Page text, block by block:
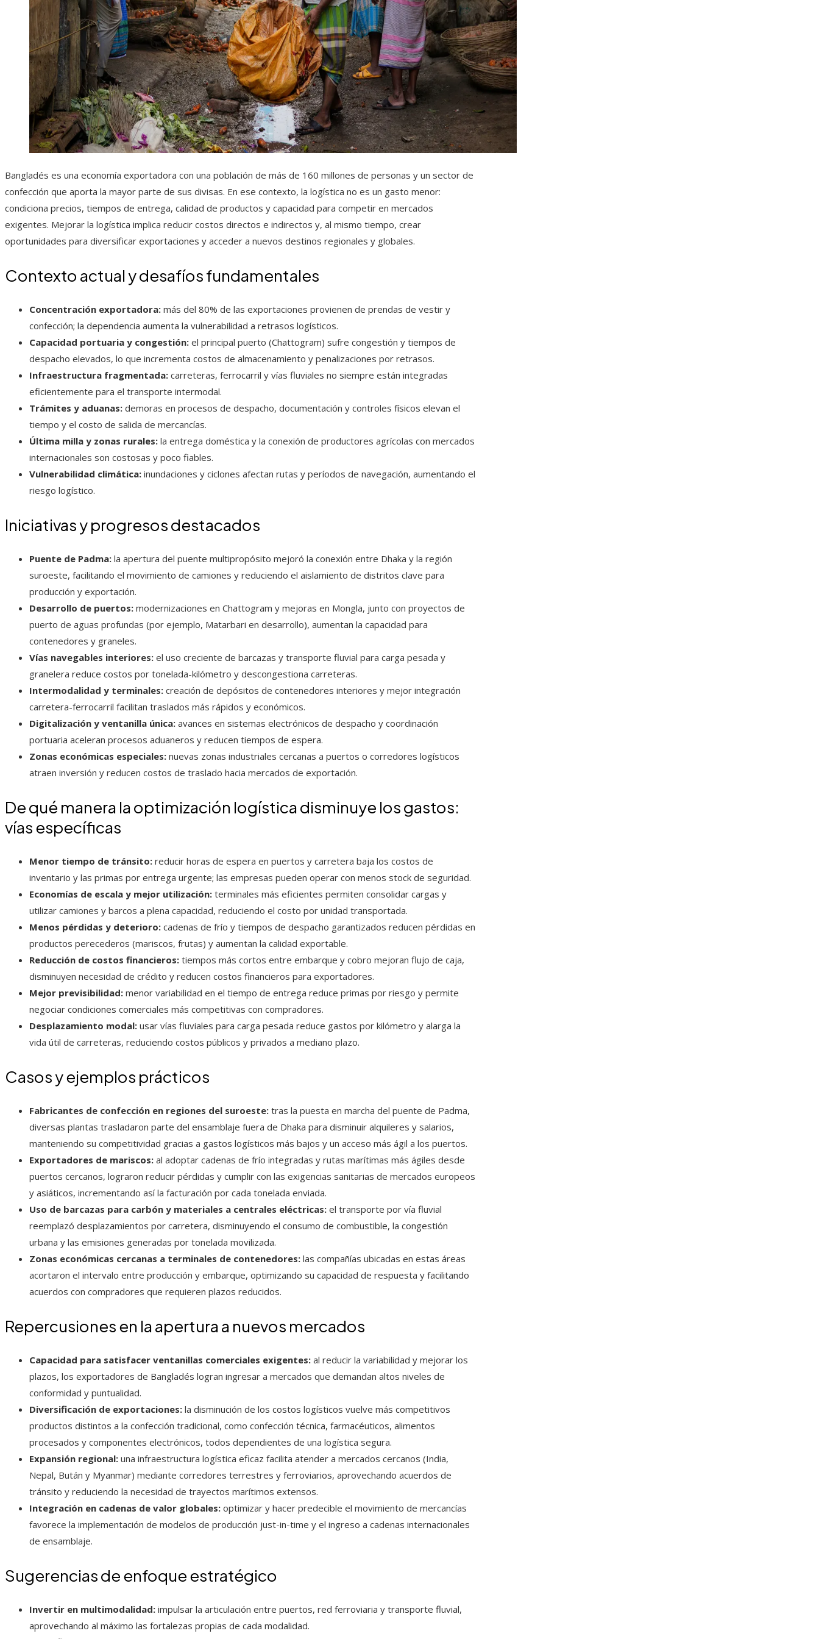
Bangladés es una economía exportadora con una población de más de 160 millones de personas y un sector de
confección que aporta la mayor parte de sus divisas. En ese contexto, la logística no es un gasto menor:
condiciona precios, tiempos de entrega, calidad de productos y capacidad para competir en mercados
exigentes. Mejorar la logística implica reducir costos directos e indirectos y, al mismo tiempo, crear
oportunidades para diversificar exportaciones y acceder a nuevos destinos regionales y globales.
Contexto actual y desafíos fundamentales
Concentración exportadora: más del 80% de las exportaciones provienen de prendas de vestir y
confección; la dependencia aumenta la vulnerabilidad a retrasos logísticos.
Capacidad portuaria y congestión: el principal puerto (Chattogram) sufre congestión y tiempos de
despacho elevados, lo que incrementa costos de almacenamiento y penalizaciones por retrasos.
Infraestructura fragmentada: carreteras, ferrocarril y vías fluviales no siempre están integradas
eficientemente para el transporte intermodal.
Trámites y aduanas: demoras en procesos de despacho, documentación y controles físicos elevan el
tiempo y el costo de salida de mercancías.
Última milla y zonas rurales: la entrega doméstica y la conexión de productores agrícolas con mercados
internacionales son costosas y poco fiables.
Vulnerabilidad climática: inundaciones y ciclones afectan rutas y períodos de navegación, aumentando el
riesgo logístico.
Iniciativas y progresos destacados
Puente de Padma: la apertura del puente multipropósito mejoró la conexión entre Dhaka y la región
suroeste, facilitando el movimiento de camiones y reduciendo el aislamiento de distritos clave para
producción y exportación.
Desarrollo de puertos: modernizaciones en Chattogram y mejoras en Mongla, junto con proyectos de
puerto de aguas profundas (por ejemplo, Matarbari en desarrollo), aumentan la capacidad para
contenedores y graneles.
Vías navegables interiores: el uso creciente de barcazas y transporte fluvial para carga pesada y
granelera reduce costos por tonelada-kilómetro y descongestiona carreteras.
Intermodalidad y terminales: creación de depósitos de contenedores interiores y mejor integración
carretera-ferrocarril facilitan traslados más rápidos y económicos.
Digitalización y ventanilla única: avances en sistemas electrónicos de despacho y coordinación
portuaria aceleran procesos aduaneros y reducen tiempos de espera.
Zonas económicas especiales: nuevas zonas industriales cercanas a puertos o corredores logísticos
atraen inversión y reducen costos de traslado hacia mercados de exportación.
De qué manera la optimización logística disminuye los gastos:
vías específicas
Menor tiempo de tránsito: reducir horas de espera en puertos y carretera baja los costos de
inventario y las primas por entrega urgente; las empresas pueden operar con menos stock de seguridad.
Economías de escala y mejor utilización: terminales más eficientes permiten consolidar cargas y
utilizar camiones y barcos a plena capacidad, reduciendo el costo por unidad transportada.
Menos pérdidas y deterioro: cadenas de frío y tiempos de despacho garantizados reducen pérdidas en
productos perecederos (mariscos, frutas) y aumentan la calidad exportable.
Reducción de costos financieros: tiempos más cortos entre embarque y cobro mejoran flujo de caja,
disminuyen necesidad de crédito y reducen costos financieros para exportadores.
Mejor previsibilidad: menor variabilidad en el tiempo de entrega reduce primas por riesgo y permite
negociar condiciones comerciales más competitivas con compradores.
Desplazamiento modal: usar vías fluviales para carga pesada reduce gastos por kilómetro y alarga la
vida útil de carreteras, reduciendo costos públicos y privados a mediano plazo.
Casos y ejemplos prácticos
Fabricantes de confección en regiones del suroeste: tras la puesta en marcha del puente de Padma,
diversas plantas trasladaron parte del ensamblaje fuera de Dhaka para disminuir alquileres y salarios,
manteniendo su competitividad gracias a gastos logísticos más bajos y un acceso más ágil a los puertos.
Exportadores de mariscos: al adoptar cadenas de frío integradas y rutas marítimas más ágiles desde
puertos cercanos, lograron reducir pérdidas y cumplir con las exigencias sanitarias de mercados europeos
y asiáticos, incrementando así la facturación por cada tonelada enviada.
Uso de barcazas para carbón y materiales a centrales eléctricas: el transporte por vía fluvial
reemplazó desplazamientos por carretera, disminuyendo el consumo de combustible, la congestión
urbana y las emisiones generadas por tonelada movilizada.
Zonas económicas cercanas a terminales de contenedores: las compañías ubicadas en estas áreas
acortaron el intervalo entre producción y embarque, optimizando su capacidad de respuesta y facilitando
acuerdos con compradores que requieren plazos reducidos.
Repercusiones en la apertura a nuevos mercados
Capacidad para satisfacer ventanillas comerciales exigentes: al reducir la variabilidad y mejorar los
plazos, los exportadores de Bangladés logran ingresar a mercados que demandan altos niveles de
conformidad y puntualidad.
Diversificación de exportaciones: la disminución de los costos logísticos vuelve más competitivos
productos distintos a la confección tradicional, como confección técnica, farmacéuticos, alimentos
procesados y componentes electrónicos, todos dependientes de una logística segura.
Expansión regional: una infraestructura logística eficaz facilita atender a mercados cercanos (India,
Nepal, Bután y Myanmar) mediante corredores terrestres y ferroviarios, aprovechando acuerdos de
tránsito y reduciendo la necesidad de trayectos marítimos extensos.
Integración en cadenas de valor globales: optimizar y hacer predecible el movimiento de mercancías
favorece la implementación de modelos de producción just-in-time y el ingreso a cadenas internacionales
de ensamblaje.
Sugerencias de enfoque estratégico
Invertir en multimodalidad: impulsar la articulación entre puertos, red ferroviaria y transporte fluvial,
aprovechando al máximo las fortalezas propias de cada modalidad.